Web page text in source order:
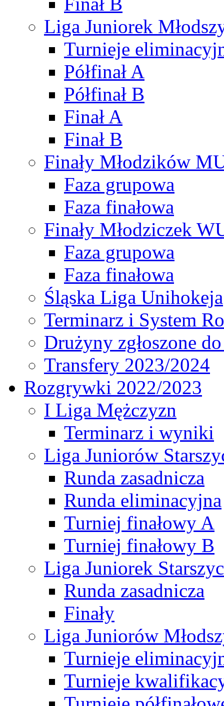
Liga Juniorek
Turnieje
Półfinał A
Półfinał B
Finał A
Finał B
Finały Młodzików
Faza grupowa
Faza finałowa
Finały Młodziczek
Faza grupowa
Faza finałowa
Śląska Liga Unihokeja
Terminarz i System
Drużyny zgłoszone
Transfery 2023/2024
Rozgrywki 2022/2023
I Liga Mężczyzn
Terminarz i wyniki
Liga Juniorów
Runda zasadnicza
Runda eliminacyjna
Turniej finałowy A
Turniej finałowy B
Liga Juniorek
Runda zasadnicza
Finały
Liga Juniorów
Turnieje
Turnieje